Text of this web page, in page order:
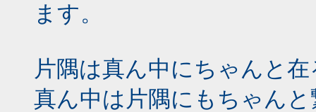
ます。
片隅は真ん中にちゃんと
真ん中は片隅にもちゃん